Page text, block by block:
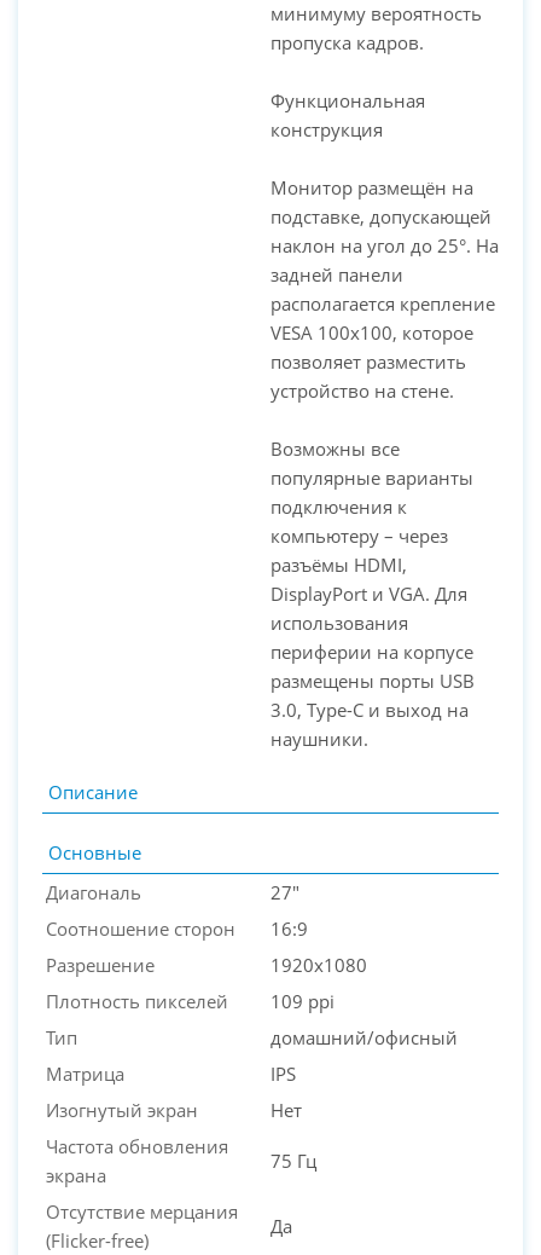
минимуму вероятность
пропуска кадров.
Функциональная
конструкция
Монитор размещён на
подставке, допускающей
наклон на угол до 25°. На
задней панели
располагается крепление
VESA 100х100, которое
позволяет разместить
устройство на стене.
Возможны все
популярные варианты
подключения к
компьютеру – через
разъёмы HDMI,
DisplayPort и VGA. Для
использования
периферии на корпусе
размещены порты USB
3.0, Type-C и выход на
наушники.
Описание
Основные
Диагональ
27"
Соотношение сторон
16:9
Разрешение
1920x1080
Плотность пикселей
109 ppi
Тип
домашний/офисный
Матрица
IPS
Изогнутый экран
Нет
Частота обновления
экрана
75 Гц
Отсутствие мерцания
(Flicker-free)
Да